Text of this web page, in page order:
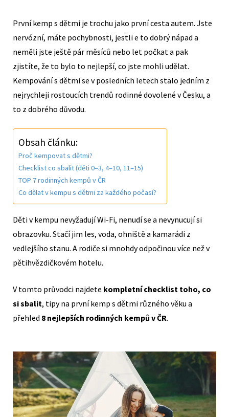
První kemp s dětmi je trochu jako první cesta autem. Jste
nervózní, máte pochybnosti, jestli e to dobrý nápad a
neměli jste ještě pár měsíců nebo let počkat a pak
zjistíte, že to bylo to nejlepší, co jste mohli udělat.
Kempování s dětmi se v posledních letech stalo jedním z
nejrychleji rostoucích trendů rodinné dovolené v Česku, a
to z dobrého důvodu.
Obsah článku:
Proč kempovat s dětmi?
Checklist co sbalit (děti 0–3, 4–10, 11–15)
TOP 7 rodinných kempů v ČR
Co dělat v kempu s dětmi za každého počasí?
Děti v kempu nevyžadují Wi-Fi, nenudí se a nevynucují si
obrazovku. Stačí jim les, voda, ohniště a kamarádi z
vedlejšího stanu. A rodiče si mnohdy odpočinou více než v
pětihvězdičkovém hotelu.
V tomto průvodci najdete kompletní checklist toho, co
si sbalit, tipy na první kemp s dětmi různého věku a
přehled 8 nejlepších rodinných kempů v ČR.